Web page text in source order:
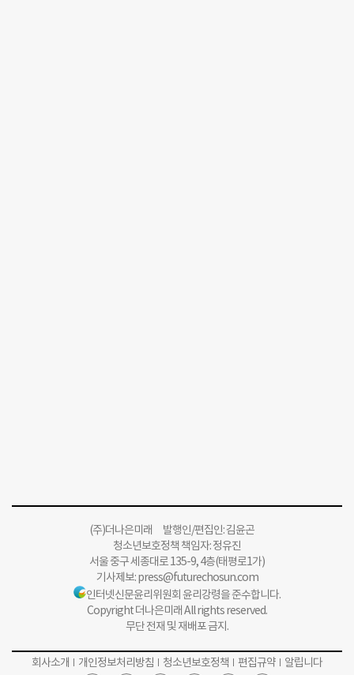
(주)더나은미래 발행인/편집인: 김윤곤
청소년보호정책 책임자: 정유진
서울 중구 세종대로 135-9, 4층(태평로1가)
기사제보:press@futurechosun.com
인터넷신문윤리위원회 윤리강령을 준수합니다.
Copyright 더나은미래 All rights reserved.
무단 전재 및 재배포 금지.
회사소개 개인정보처리방침 청소년보호정책 편집규약 알립니다